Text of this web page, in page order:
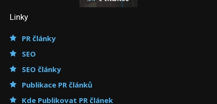
Linky
PR články
SEO
SEO články
Publikace PR článků
Kde Publikovat PR článek